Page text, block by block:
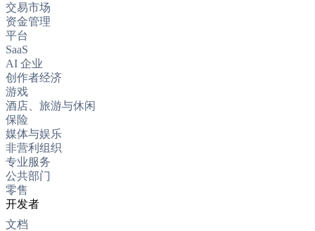
交易市场
资金管理
平台
SaaS
AI 企业
创作者经济
游戏
酒店、旅游与休闲
保险
媒体与娱乐
非营利组织
专业服务
公共部门
零售
开发者
文档